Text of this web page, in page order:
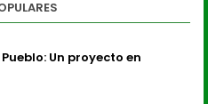
Un proyecto en